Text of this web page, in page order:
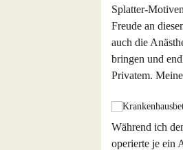
Splatter-
Freude an
auch die
bringen und
Privatem.
Während ich
operierte je ein